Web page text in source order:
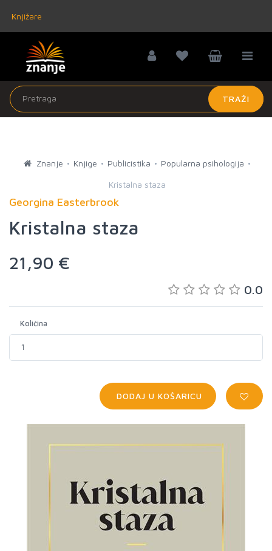
Knjižare
TRAŽI
Znanje Knjige Publicistika Popularna psihologija
Kristalna staza
Georgina Easterbrook
Kristalna staza
21,90 €
0.0
Količina
DODAJ U KOŠARICU